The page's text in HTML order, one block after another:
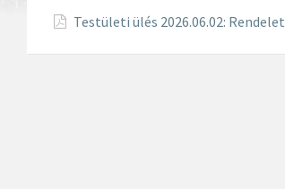
Testületi ülés 2026.06.02: Rendelet